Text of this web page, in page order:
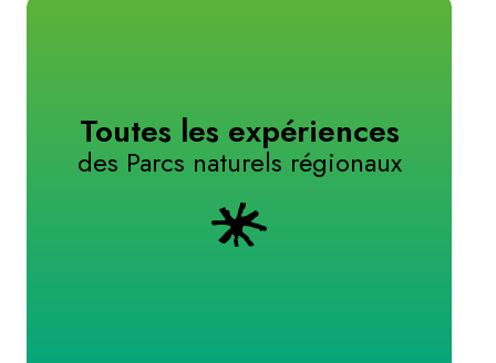
Toutes les expériences
des Parcs naturels régionaux